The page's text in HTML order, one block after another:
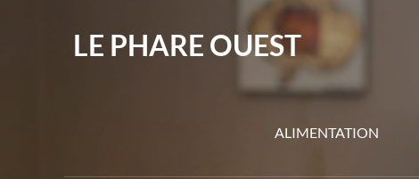
LE PHARE OUEST
ALIMENTATION